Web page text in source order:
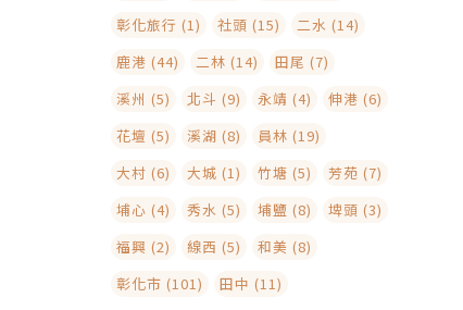
彰化旅行 (1)
社頭 (15)
二水 (14)
鹿港 (44)
二林 (14)
田尾 (7)
溪州 (5)
北斗 (9) 永靖 (4)
伸港 (6)
花壇 (5)
溪湖 (8)
員林 (19)
大村 (6)
大城 (1) 竹塘 (5)
芳苑 (7)
埔心 (4)
秀水 (5) 埔鹽 (8)
埤頭 (3)
福興 (2)
線西 (5)
和美 (8)
彰化市 (101)
田中 (11)